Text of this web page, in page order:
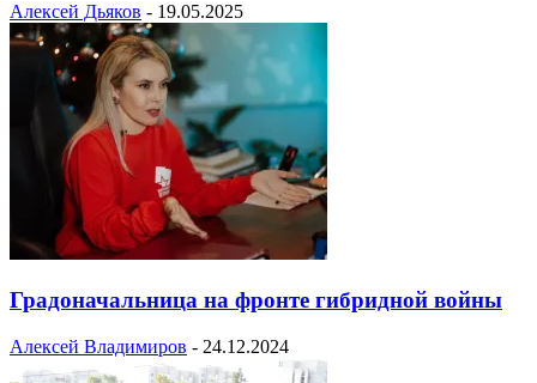
Алексей Дьяков - 19.05.2025
Градоначальница на фронте гибридной войны
Алексей Владимиров - 24.12.2024